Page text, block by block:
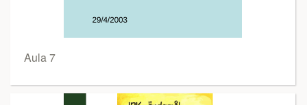
Aula 7